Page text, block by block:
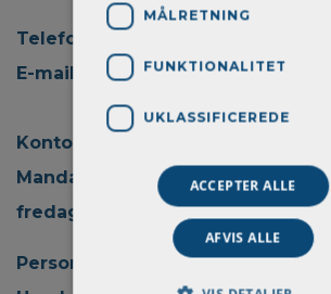
Telefon: + 45 70 22 45 30
E-mail:
info@aprokom.dk
Kontortid:
Mandag - torsdag kl. 08.00 - 15.00
fredag kl. 08.00 - 14.00
Persondatapolitik
MÅLRETNING
FUNKTIONALITET
UKLASSIFICEREDE
ACCEPTER ALLE
AFVIS ALLE